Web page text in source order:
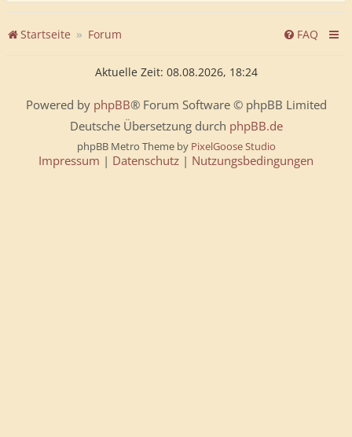
Startseite Forum FAQ
Aktuelle Zeit: 08.08.2026, 18:24
Powered by phpBB® Forum Software © phpBB Limited
Deutsche Übersetzung durch phpBB.de
phpBB Metro Theme by PixelGoose Studio
Impressum | Datenschutz | Nutzungsbedingungen